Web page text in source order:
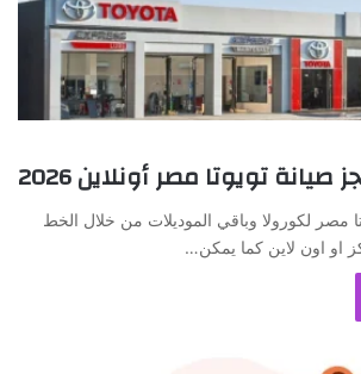
تويوتا مصر أونلاين 2026
مصر لكورولا وباقي الموديلات من خلال الخط
او اون لاين كما يمكن…